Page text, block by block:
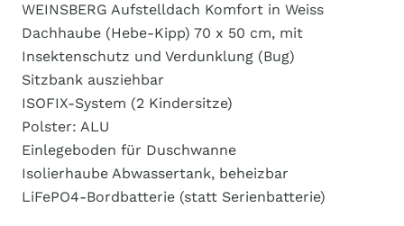
WEINSBERG Aufstelldach Komfort in Weiss
Dachhaube (Hebe-Kipp) 70 x 50 cm, mit
Insektenschutz und Verdunklung (Bug)
Sitzbank ausziehbar
ISOFIX-System (2 Kindersitze)
Polster: ALU
Einlegeboden für Duschwanne
Isolierhaube Abwassertank, beheizbar
LiFePO4-Bordbatterie (statt Serienbatterie)